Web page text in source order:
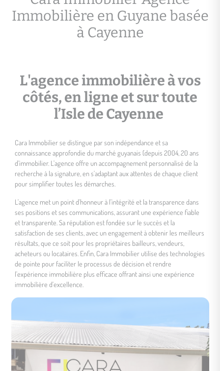
Immobilière en Guyane basée
à Cayenne
L'agence immobilière à vos
côtés, en ligne et sur toute
l’Isle de Cayenne
Cara Immobilier se distingue par son indépendance et sa
connaissance approfondie du marché guyanais (depuis 2004, 20 ans
d’immobilier. L'agence offre un accompagnement personnalisé de la
recherche à la signature, en s'adaptant aux attentes de chaque client
pour simplifier toutes les démarches.
L'agence met un point d'honneur à l'intégrité et la transparence dans
ses positions et ses communications, assurant une expérience fiable
et transparente. Sa réputation est fondée sur le succès et la
satisfaction de ses clients, avec un engagement à obtenir les meilleurs
résultats, que ce soit pour les propriétaires bailleurs, vendeurs,
acheteurs ou locataires. Enfin, Cara Immobilier utilise des technologies
de pointe pour faciliter le processus de décision et rendre
l'expérience immobilière plus efficace offrant ainsi une expérience
immobilière d'excellence.